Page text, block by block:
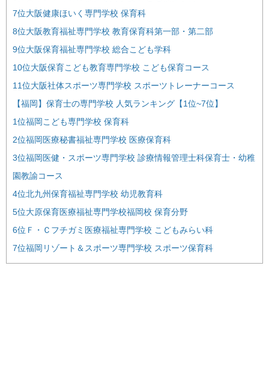
7位大阪健康ほいく専門学校 保育科
8位大阪教育福祉専門学校 教育保育科第一部・第二部
9位大阪保育福祉専門学校 総合こども学科
10位大阪保育こども教育専門学校 こども保育コース
11位大阪社体スポーツ専門学校 スポーツトレーナーコース
【福岡】保育士の専門学校 人気ランキング【1位~7位】
1位福岡こども専門学校 保育科
2位福岡医療秘書福祉専門学校 医療保育科
3位福岡医健・スポーツ専門学校 診療情報管理士科保育士・幼稚
園教諭コース
4位北九州保育福祉専門学校 幼児教育科
5位大原保育医療福祉専門学校福岡校 保育分野
6位Ｆ・Ｃフチガミ医療福祉専門学校 こどもみらい科
7位福岡リゾート＆スポーツ専門学校 スポーツ保育科